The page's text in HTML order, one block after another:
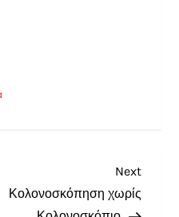
Next
Κολονοσκόπηση χωρίς